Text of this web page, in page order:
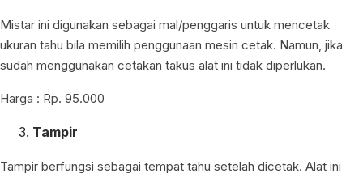
Mistar ini digunakan sebagai mal/penggaris untuk mencetak
ukuran tahu bila memilih penggunaan mesin cetak. Namun, jika
sudah menggunakan cetakan takus alat ini tidak diperlukan.
Harga : Rp. 95.000
Tampir
Tampir berfungsi sebagai tempat tahu setelah dicetak. Alat ini